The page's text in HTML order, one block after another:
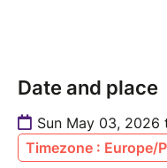
Date and place
Sun May 03, 2026
Timezone : Europe/